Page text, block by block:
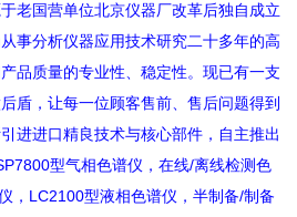
老国营单位北京仪器厂改革后独自成立
事分析仪器应用技术研究二十多年的高
品质量的专业性、稳定性。现已有一支
盾，让每一位顾客售前、售后问题得到
进进口精良技术与核心部件，自主推出
型气相色谱仪，在线/离线检测色
，LC2100型液相色谱仪，半制备/制备